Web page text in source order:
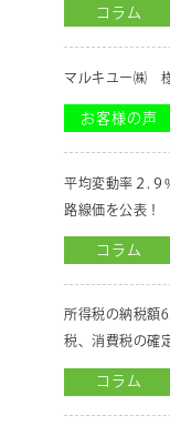
コラム
マルキユー㈱
お客様の声
平均変動率２.
路線価を公表！
コラム
所得税の納税額
税、消費税の確
コラム